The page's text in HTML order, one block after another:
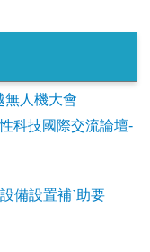
無人機大會
科技國際交流論壇-
備設置補ˋ助要